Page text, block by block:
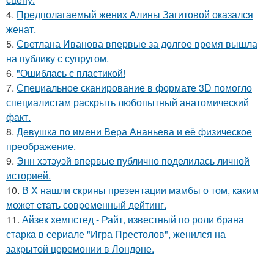
4. Предполагаемый жених Алины Загитовой оказался
женат.
5. Светлана Иванова впервые за долгое время вышла
на публику с супругом.
6. "Ошиблась с пластикой!
7. Специальное сканирование в формате 3D помогло
специалистам раскрыть любопытный анатомический
факт.
8. Девушка по имени Вера Ананьева и её физическое
преображение.
9. Энн хэтэуэй впервые публично поделилась личной
историей.
10. В X нашли скрины презентации мaмбы о том, каким
может cтaть совpеменный дейтинг.
11. Айзек хемпстед - Райт, известный по роли брана
старка в сериале "Игра Престолов", женился на
закрытой церемонии в Лондоне.